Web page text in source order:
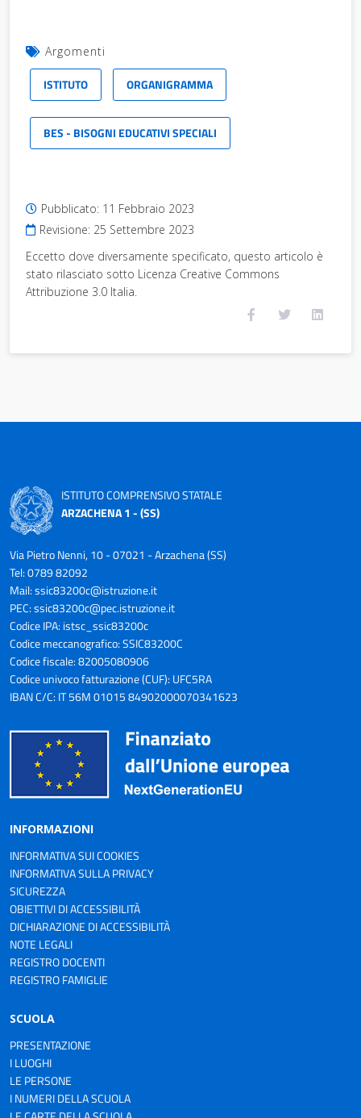
Argomenti
ISTITUTO ORGANIGRAMMA
BES - BISOGNI EDUCATIVI SPECIALI
Pubblicato: 11 Febbraio 2023
Revisione: 25 Settembre 2023
Eccetto dove diversamente specificato, questo articolo è
stato rilasciato sotto Licenza Creative Commons
Attribuzione 3.0 Italia.
ISTITUTO COMPRENSIVO STATALE
ARZACHENA 1 - (SS)
Via Pietro Nenni, 10 - 07021 - Arzachena (SS)
Tel: 0789 82092
Mail:ssic83200c@istruzione.it
PEC:ssic83200c@pec.istruzione.it
Codice IPA: istsc_ssic83200c
Codice meccanografico: SSIC83200C
Codice fiscale: 82005080906
Codice univoco fatturazione (CUF): UFC5RA
IBAN C/C: IT 56M 01015 84902000070341623
INFORMAZIONI
INFORMATIVA SUI COOKIES
INFORMATIVA SULLA PRIVACY
SICUREZZA
OBIETTIVI DI ACCESSIBILITÀ
DICHIARAZIONE DI ACCESSIBILITÀ
NOTE LEGALI
REGISTRO DOCENTI
REGISTRO FAMIGLIE
SCUOLA
PRESENTAZIONE
I LUOGHI
LE PERSONE
I NUMERI DELLA SCUOLA